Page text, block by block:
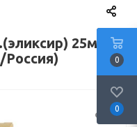
25мл
0
0